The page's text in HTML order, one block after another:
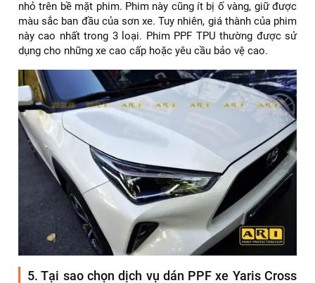
phim có những ưu và nhược điểm riêng, cần được cân nhắc
khi lựa chọn:
✅ Phim PPF PVC là loại phim có giá thành rẻ nhất trong 3
vàng, bong tróc sau thời gian sử dụng. Khả năng chống trầy
xước và bảo vệ xe của phim này kém hơn so với hai loại
phim còn lại. Phim PPF PVC thường được sử dụng cho
những xe ít tiếp xúc với môi trường bên ngoài hoặc chỉ cần
bảo vệ tạm thời.